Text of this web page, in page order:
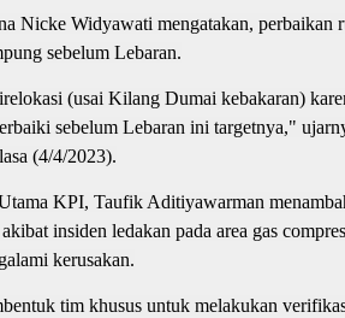
Nicke Widyawati mengatakan, perbaikan
sebelum Lebaran.
(usai Kilang Dumai kebakaran)
sebelum Lebaran ini targetnya,"
(4/4/2023).
KPI, Taufik Aditiyawarman
insiden ledakan pada area gas
kerusakan.
tim khusus untuk melakukan